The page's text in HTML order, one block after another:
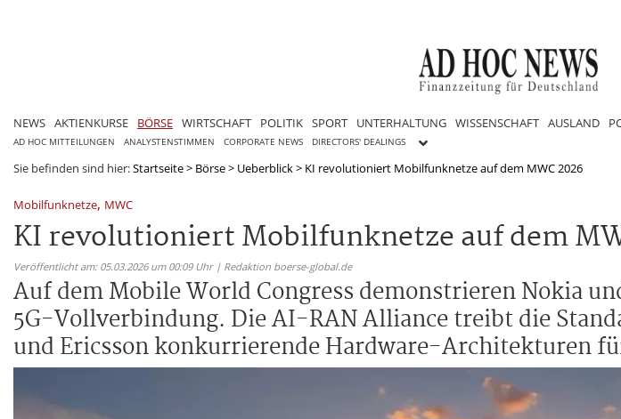
NEWS AKTIENKURSE BÖRSE WIRTSCHAFT POLITIK SPORT UNTERHALTUNG WISSENSCHAFT AUSLAND
AD HOC MITTEILUNGEN ANALYSTENSTIMMEN CORPORATE NEWS DIRECTORS' DEALINGS
Sie befinden sind hier:Startseite> Börse> Ueberblick> KI revolutioniert Mobilfunknetze auf dem MWC 2026
Mobilfunknetze, MWC
KI revolutioniert Mobilfunknetze auf dem
Veröffentlicht am: 05.03.2026 um 00:09 Uhr | Redaktion boerse-global.de
Auf dem Mobile World Congress demonstrieren Nokia
5G-Vollverbindung. Die AI-RAN Alliance treibt die
und Ericsson konkurrierende Hardware-Architekturen